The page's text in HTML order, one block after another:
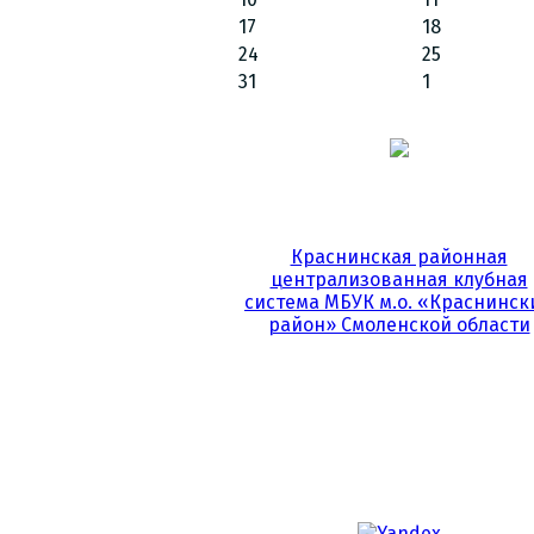
17
18
24
25
31
1
Краснинская районная
централизованная клубная
система МБУК м.о.
район» Смоленской области